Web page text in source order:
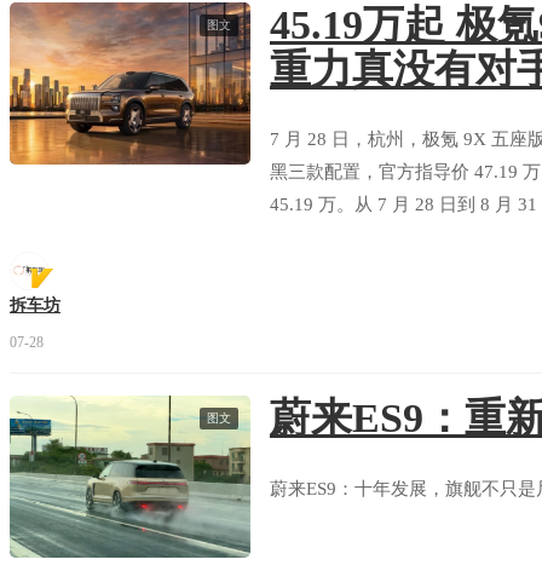
图文
45.19万起 极
重力真没有对
7 月 28 日，杭州，极氪 9X 五座
黑三款配置，官方指导价 47.19
45.19 万。从 7 月 28 日到 8 月
拆车坊
07-28
图文 蔚来ES9：重
蔚来ES9：十年发展，旗舰不只